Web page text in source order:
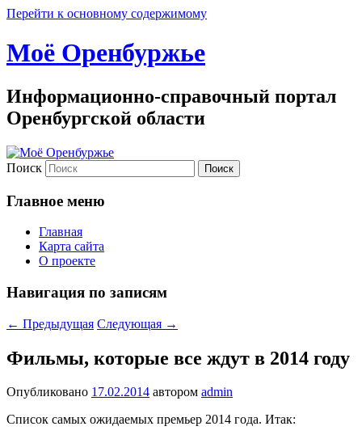
Перейти к основному содержимому
Моё Оренбуржье
Информационно-справочный портал
Оренбургской области
Поиск
Главное меню
Главная
Карта сайта
О проекте
Навигация по записям
← Предыдущая Следующая →
Фильмы, которые все ждут в 2014 году
Опубликовано 17.02.2014 автором admin
Список самых ожидаемых премьер 2014 года. Итак: